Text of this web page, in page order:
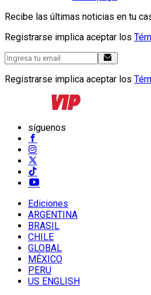
Recibe las últimas noticias en tu
Registrarse implica aceptar los
Registrarse implica aceptar los
síguenos
Ediciones
ARGENTINA
BRASIL
CHILE
GLOBAL
MÉXICO
PERU
US ENGLISH